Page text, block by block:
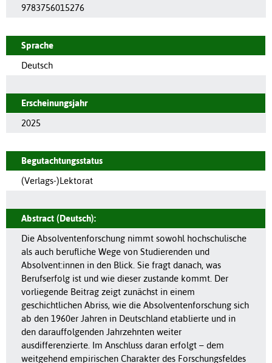
9783756015276
Sprache
Deutsch
Erscheinungsjahr
2025
Begutachtungsstatus
(Verlags-)Lektorat
Abstract (Deutsch):
Die Absolventenforschung nimmt sowohl hochschulische
als auch berufliche Wege von Studierenden und
Absolvent:innen in den Blick. Sie fragt danach, was
Berufserfolg ist und wie dieser zustande kommt. Der
vorliegende Beitrag zeigt zunächst in einem
geschichtlichen Abriss, wie die Absolventenforschung sich
ab den 1960er Jahren in Deutschland etablierte und in
den darauffolgenden Jahrzehnten weiter
ausdifferenzierte. Im Anschluss daran erfolgt – dem
weitgehend empirischen Charakter des Forschungsfeldes